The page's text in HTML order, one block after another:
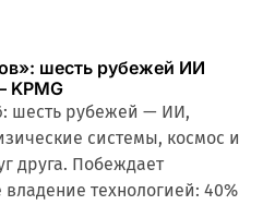
шесть рубежей ИИ
KPMG
шесть рубежей — ИИ,
системы, космос и
друга. Побеждает
технологией: 40%